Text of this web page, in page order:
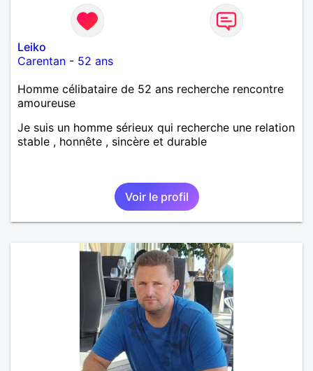
Leiko
Carentan - 52 ans
Homme célibataire de 52 ans recherche rencontre
amoureuse
Je suis un homme sérieux qui recherche une relation
stable , honnête , sincère et durable
Voir le profil